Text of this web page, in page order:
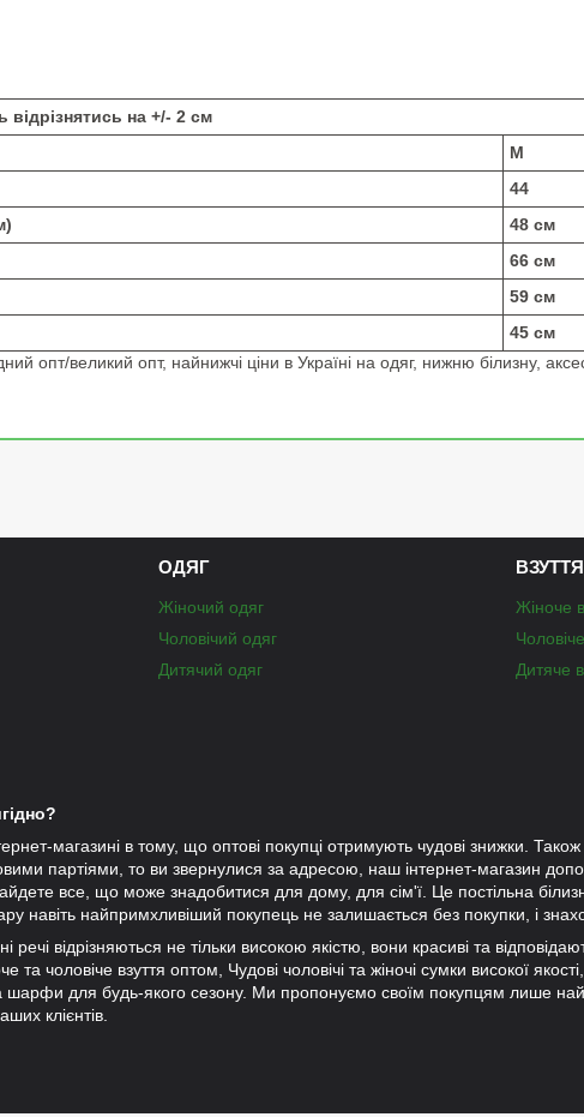
відрізнятись на +/- 2 см
M
44
48 см
66 см
59 см
45 см
опт/великий опт, найнижчі ціни в Україні на одяг, нижню білизну,
ОДЯГ
Жіночий одяг
Чоловічий одяг
Дитячий одяг
ВЗУТТЯ
Жіноче
Дитяче
магазині в тому, що оптові покупці отримують чудові знижки.
партіями, то ви звернулися за адресою, наш інтернет-магазин
все, що може знадобитися для дому, для сім'ї. Це постільна
навіть найпримхливіший покупець не залишається без покупки, і
речі відрізняються не тільки високою якістю, вони красиві та
та чоловіче взуття оптом, Чудові чоловічі та жіночі сумки високої
шарфи для будь-якого сезону. Ми пропонуємо своїм покупцям лише
клієнтів.